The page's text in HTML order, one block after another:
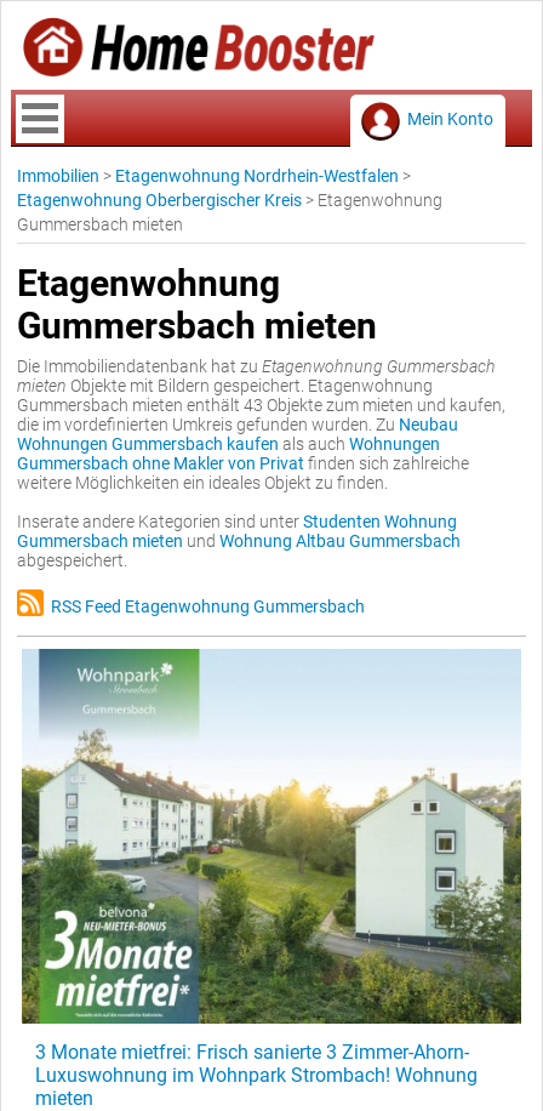
Mein Konto
Immobilien > Etagenwohnung Nordrhein-Westfalen >
Etagenwohnung Oberbergischer Kreis > Etagenwohnung
Gummersbach mieten
Etagenwohnung
Gummersbach mieten
Die Immobiliendatenbank hat zu Etagenwohnung Gummersbach
mieten Objekte mit Bildern gespeichert. Etagenwohnung
Gummersbach mieten enthält 43 Objekte zum mieten und kaufen,
die im vordefinierten Umkreis gefunden wurden. Zu Neubau
Wohnungen Gummersbach kaufen als auch Wohnungen
Gummersbach ohne Makler von Privat finden sich zahlreiche
weitere Möglichkeiten ein ideales Objekt zu finden.
Inserate andere Kategorien sind unterStudenten Wohnung
Gummersbach mieten und Wohnung Altbau Gummersbach
abgespeichert.
RSS Feed Etagenwohnung Gummersbach
3 Monate mietfrei: Frisch sanierte 3 Zimmer-Ahorn-
Luxuswohnung im Wohnpark Strombach! Wohnung
mieten